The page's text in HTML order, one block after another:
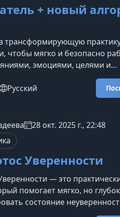
+ новый
трансформирующую
чтобы мягко и безопасно
эмоциями, целями и
Курс поможет
внутренний
в себе и открыть
— это научно
метод личной
Русский
28 окт. 2025 г., 22:48
Уверенности
— это
помогает мягко, но
состояние
проявляться. Через